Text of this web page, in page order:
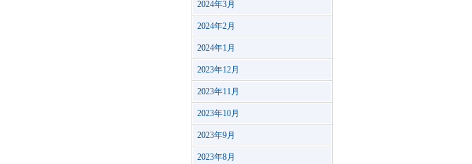
2024年3月
2024年2月
2024年1月
2023年12月
2023年11月
2023年10月
2023年9月
2023年8月